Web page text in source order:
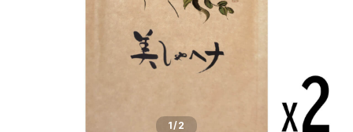
1/2